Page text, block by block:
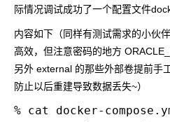
际情况调试成功了一个配置文件
内容如下（同样有测试需求的小伙
高效，但注意密码的地方
另外 external 的那些外部卷提前手
防止以后重建导致数据丢失~）
% cat docker-